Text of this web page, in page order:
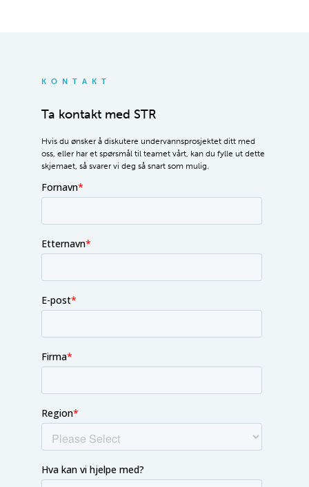
KONTAKT
Ta kontakt med STR
Hvis du ønsker å diskutere undervannsprosjektet ditt med
oss, eller har et spørsmål til teamet vårt, kan du fylle ut dette
skjemaet, så svarer vi deg så snart som mulig.